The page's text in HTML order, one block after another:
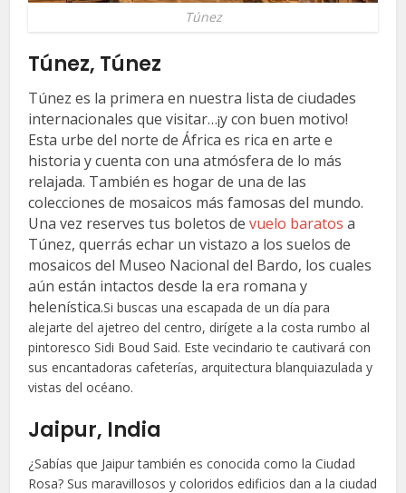
Túnez
Túnez, Túnez
Túnez es la primera en nuestra lista de ciudades
internacionales que visitar…¡y con buen motivo!
Esta urbe del norte de África es rica en arte e
historia y cuenta con una atmósfera de lo más
relajada. También es hogar de una de las
colecciones de mosaicos más famosas del mundo.
Una vez reserves tus boletos devuelo baratos a
Túnez, querrás echar un vistazo a los suelos de
mosaicos del Museo Nacional del Bardo, los cuales
aún están intactos desde la era romana y
helenística.Si buscas una escapada de un día para
alejarte del ajetreo del centro, dirígete a la costa rumbo al
pintoresco Sidi Boud Said. Este vecindario te cautivará con
sus encantadoras cafeterías, arquitectura blanquiazulada y
vistas del océano.
Jaipur, India
¿Sabías que Jaipur también es conocida como la Ciudad
Rosa? Sus maravillosos y coloridos edificios dan a la ciudad